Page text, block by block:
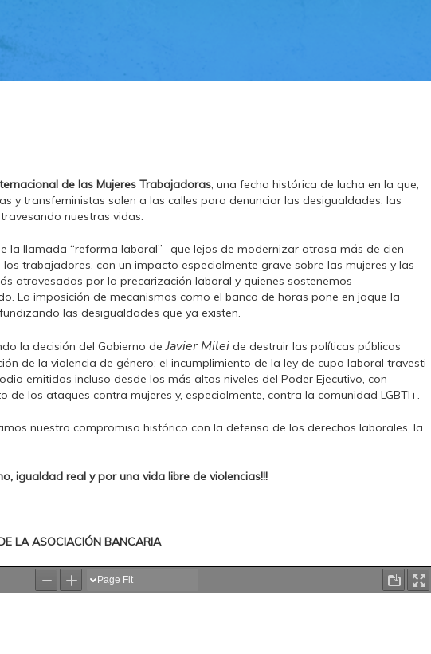
de las Mujeres Trabajadoras, una fecha histórica de lucha en la que,
y transfeministas salen a las calles para denunciar las desigualdades, las
nuestras vidas.
la llamada “reforma laboral” -que lejos de modernizar atrasa más de cien
trabajadores, con un impacto especialmente grave sobre las mujeres y las
atravesadas por la precarización laboral y quienes sostenemos
La imposición de mecanismos como el banco de horas pone en jaque la
las desigualdades que ya existen.
la decisión del Gobierno deJavier Milei de destruir las políticas públicas
de la violencia de género; el incumplimiento de la ley de cupo laboral travesti-
emitidos incluso desde los más altos niveles del Poder Ejecutivo, con
de los ataques contra mujeres y, especialmente, contra la comunidad LGBTI+.
nuestro compromiso histórico con la defensa de los derechos laborales, la
igualdad real y por una vida libre de violencias!!!
LA ASOCIACIÓN BANCARIA